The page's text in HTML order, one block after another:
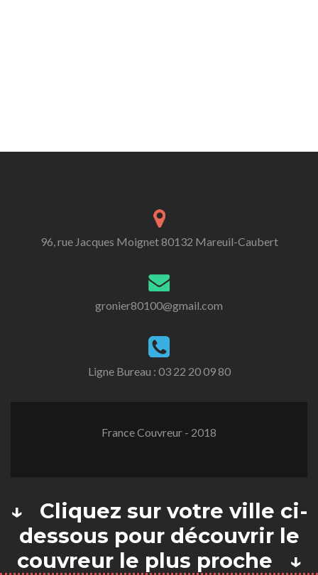
96, rue Jacques Moignet 80132 Mareuil-Caubert
gronier80100@gmail.com
Ligne Bureau : 03 22 20 09 80
France Couvreur - 2018
↓ Cliquez sur votre ville ci-
dessous pour découvrir le
couvreur le plus proche ↓